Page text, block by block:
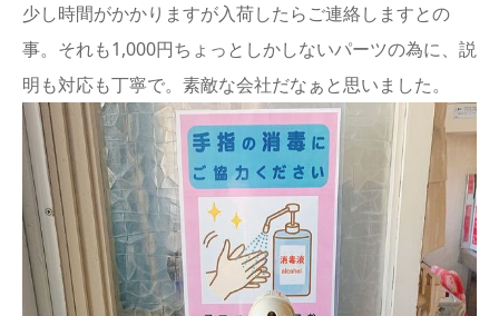
少し時間がかかりますが入荷したらご連絡しますとの
事。それも1,000円ちょっとしかしないパーツの為に、説
明も対応も丁寧で。素敵な会社だなぁと思いました。